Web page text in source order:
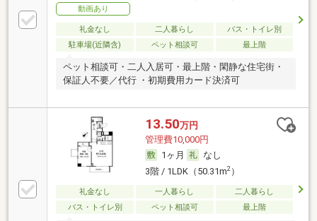
動画あり
礼金なし 二人暮らし
バス・トイレ別
駐車場(近隣含)
ペット相談可 最上階
ペット相談可・二人入居可・最上階・閑静な住宅街・
保証人不要／代行 ・初期費用カード決済可
13.50万円
管理費10,000円
1ヶ月
なし
3階 / 1LDK（50.31m2）
礼金なし 一人暮らし
二人暮らし
バス・トイレ別
ペット相談可 最上階